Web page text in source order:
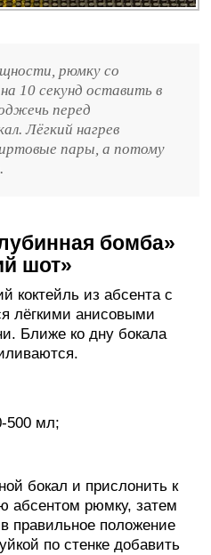
рюмку со
10 секунд оставить в
перед
Лёгкий нагрев
пары, а потому
бомба»
шот»
коктейль из абсента с
лёгкими анисовыми
Ближе ко дну бокала
500 мл;
бокал и прислонить к
абсентом рюмку, затем
правильное положение
по стенке добавить